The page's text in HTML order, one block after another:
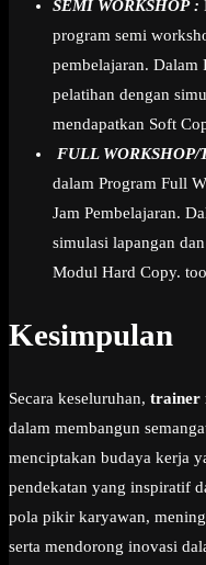
SEMI WORKSHOP :
program semi
pembelajaran. Dalam
pelatihan dengan
mendapatkan Soft
FULL
dalam Program Full
Jam Pembelajaran.
simulasi lapangan
Modul Hard Copy.
Kesimpulan
Secara keseluruhan, trainer
dalam membangun
menciptakan budaya kerja
pendekatan yang inspiratif
pola pikir karyawan,
serta mendorong inovasi